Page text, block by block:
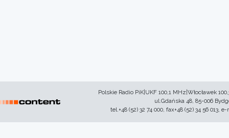
Polskie Radio PiK|UKF 100,1 MHz|Włocławek
ul.Gdańska 48, 85-006
tel.+48 (52) 32 74 000, fax+48 (52) 34 56 013,